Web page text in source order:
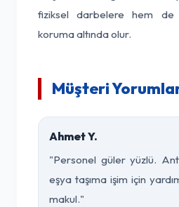
fiziksel darbelere hem de
koruma altında olur.
Müşteri
Ahmet Y.
"Personel güler yüzlü.
eşya taşıma işim için
makul."